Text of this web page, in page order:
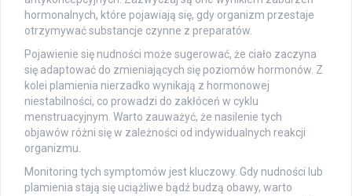
hormonalnych, które pojawiają się, gdy organizm przestaje
otrzymywać substancje czynne z preparatów.
Pojawienie się nudności może sugerować, że ciało zaczyna
się adaptować do zmieniających się poziomów hormonów. Z
kolei plamienia nierzadko wynikają z hormonowej
niestabilności, co prowadzi do zakłóceń w cyklu
menstruacyjnym. Warto zauważyć, że nasilenie tych
objawów różni się w zależności od indywidualnych reakcji
organizmu.
Monitoring tych symptomów jest kluczowy. Gdy nudności lub
plamienia stają się uciążliwe bądź budzą obawy, warto